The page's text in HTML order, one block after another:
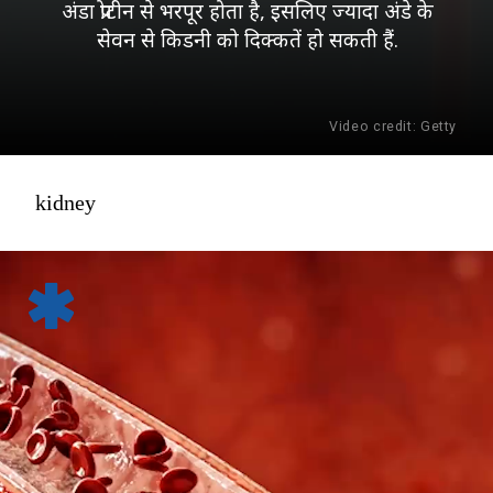
अंडा प्रोटीन से भरपूर होता है, इसलिए ज्यादा अंडे के
सेवन से किडनी को दिक्कतें हो सकती हैं.
Video credit: Getty
kidney